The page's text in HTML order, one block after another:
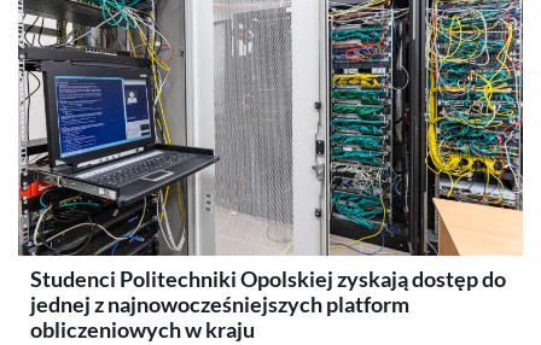
Studenci Politechniki Opolskiej zyskają dostęp do
jednej z najnowocześniejszych platform
obliczeniowych w kraju